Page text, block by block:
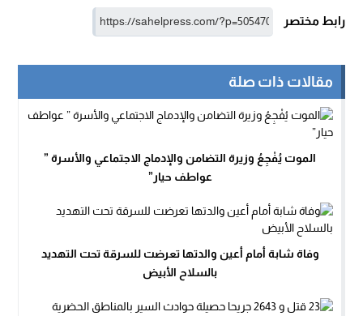
رابط مختصر
مقالات ذات صلة
الموت يُفْجِعُ وزيرة التضامن والإدماج الاجتماعي والأسرة ”
عواطف حيار”
وفاة شابة أمام أعين والدتها تعرضت للسرقة تحت التهديد
بالسلاح الأبيض